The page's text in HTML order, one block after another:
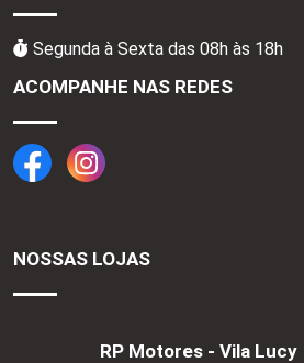
Segunda à Sexta das 08h às 18h
ACOMPANHE NAS REDES
NOSSAS LOJAS
RP Motores - Vila Lucy